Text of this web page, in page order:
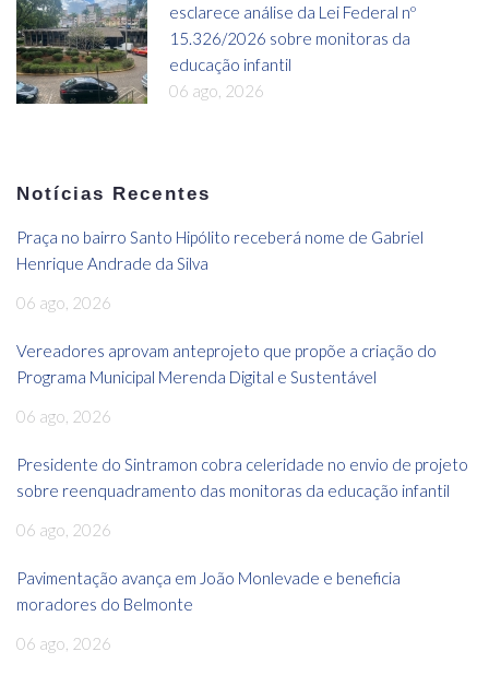
esclarece análise da Lei Federal nº
15.326/2026 sobre monitoras da
educação infantil
06 ago, 2026
Notícias Recentes
Praça no bairro Santo Hipólito receberá nome de Gabriel
Henrique Andrade da Silva
06 ago, 2026
Vereadores aprovam anteprojeto que propõe a criação do
Programa Municipal Merenda Digital e Sustentável
06 ago, 2026
Presidente do Sintramon cobra celeridade no envio de projeto
sobre reenquadramento das monitoras da educação infantil
06 ago, 2026
Pavimentação avança em João Monlevade e beneficia
moradores do Belmonte
06 ago, 2026